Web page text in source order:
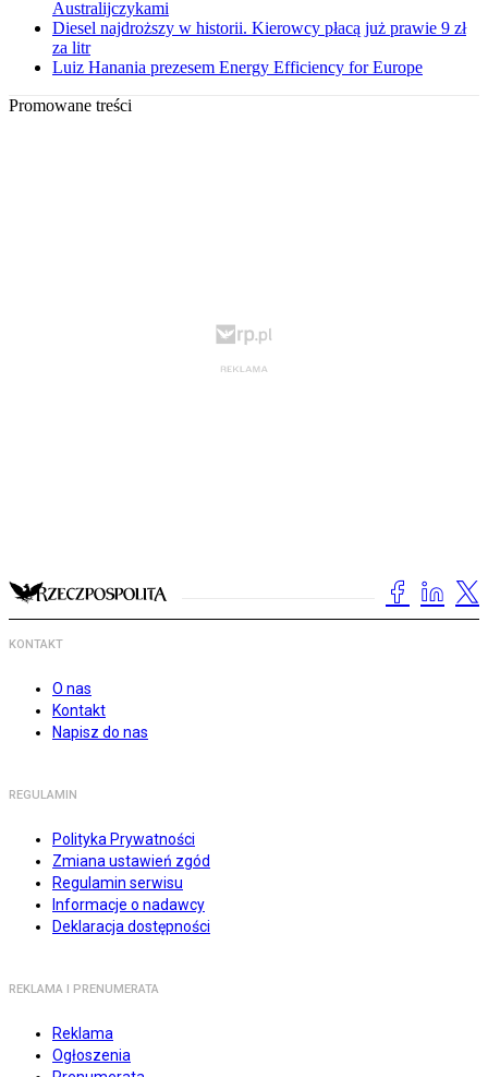
Australijczykami
Diesel najdroższy w historii. Kierowcy płacą już prawie 9 zł
za litr
Luiz Hanania prezesem Energy Efficiency for Europe
Promowane treści
KONTAKT
O nas
Kontakt
Napisz do nas
REGULAMIN
Polityka Prywatności
Zmiana ustawień zgód
Regulamin serwisu
Informacje o nadawcy
Deklaracja dostępności
REKLAMA I PRENUMERATA
Reklama
Ogłoszenia